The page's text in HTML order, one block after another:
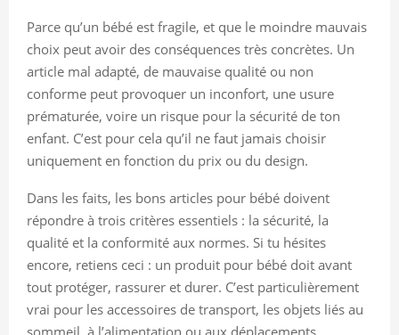
Parce qu’un bébé est fragile, et que le moindre mauvais
choix peut avoir des conséquences très concrètes. Un
article mal adapté, de mauvaise qualité ou non
conforme peut provoquer un inconfort, une usure
prématurée, voire un risque pour la sécurité de ton
enfant. C’est pour cela qu’il ne faut jamais choisir
uniquement en fonction du prix ou du design.
Dans les faits, les bons articles pour bébé doivent
répondre à trois critères essentiels : la sécurité, la
qualité et la conformité aux normes. Si tu hésites
encore, retiens ceci : un produit pour bébé doit avant
tout protéger, rassurer et durer. C’est particulièrement
vrai pour les accessoires de transport, les objets liés au
sommeil, à l’alimentation ou aux déplacements.